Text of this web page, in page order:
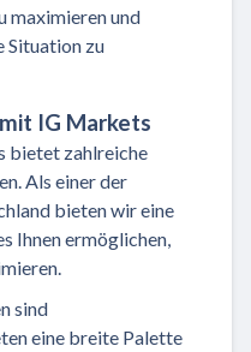
maximieren und
Situation zu
IG Markets
bietet zahlreiche
Als einer der
bieten wir eine
Ihnen ermöglichen,
sind
eine breite Palette